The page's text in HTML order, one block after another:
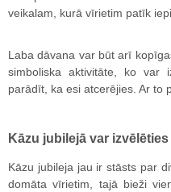
veikalam, kurā vīrietim patīk
Laba dāvana var būt arī
simboliska aktivitāte, ko var
parādīt, ka esi atcerējies. Ar to
Kāzu jubilejā var
Kāzu jubileja jau ir stāsts par
domāta vīrietim, tajā bieži